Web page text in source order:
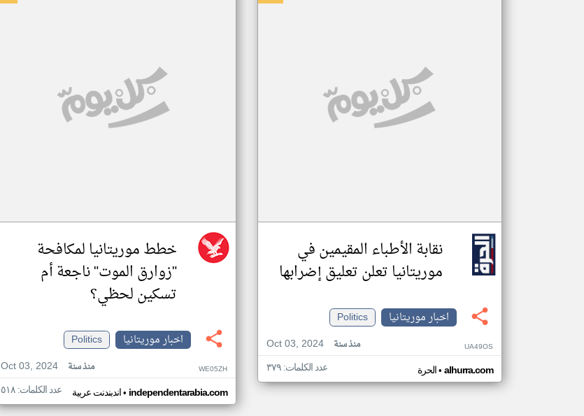
نقابة الأطباء المقيمين في
موريتانيا تعلن تعليق إضرابها
اخبار موريتانيا
Politics
Oct 03, 2024
منذ سنة UA49OS
الحرة• alhurra.com عدد الكلمات: ٣٧٩
خطط موريتانيا لمكافحة
"زوارق الموت" ناجعة أم
تسكين لحظي؟
اخبار موريتانيا
Politics
Oct 03, 2024
منذ سنة WE05ZH
اندبندنت عربية• independentarabia.com عدد الكلمات: ٥١٨